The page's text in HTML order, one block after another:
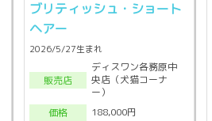
ブリティッシュ・ショート
ヘアー
2026/5/27生まれ
販売店
ディスワン各務原中
央店（犬猫コーナ
ー）
価格
188,000円